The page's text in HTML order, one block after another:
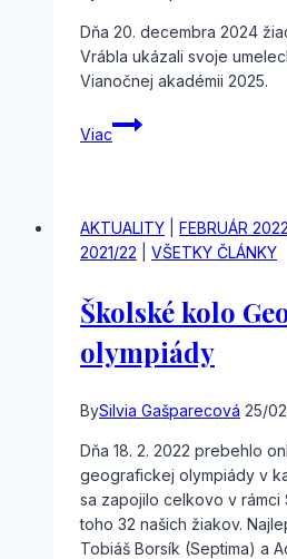
Dňa 20. decembra 2024
Vrábla ukázali svoje
Vianočnej akadémii 2025.
Viac
Vianočná
akadémia
AKTUALITY FEBRUÁR 2022
2021/22
VŠETKY ČLÁNKY
Školské kolo
olympiády
BySilvia Gašparecová 25/
Dňa 18. 2. 2022 prebehlo
geografickej olympiády v
sa zapojilo celkovo v rámci
toho 32 našich žiakov.
Tobiáš Borsík (Septima) a